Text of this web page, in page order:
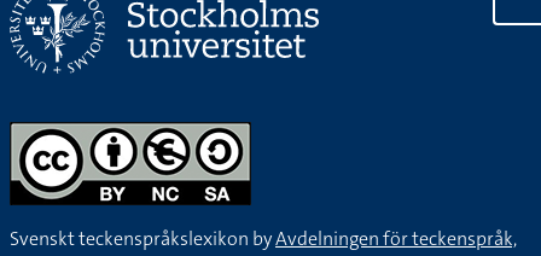
Svenskt teckenspråkslexikon byAvdelningen för teckenspråk,